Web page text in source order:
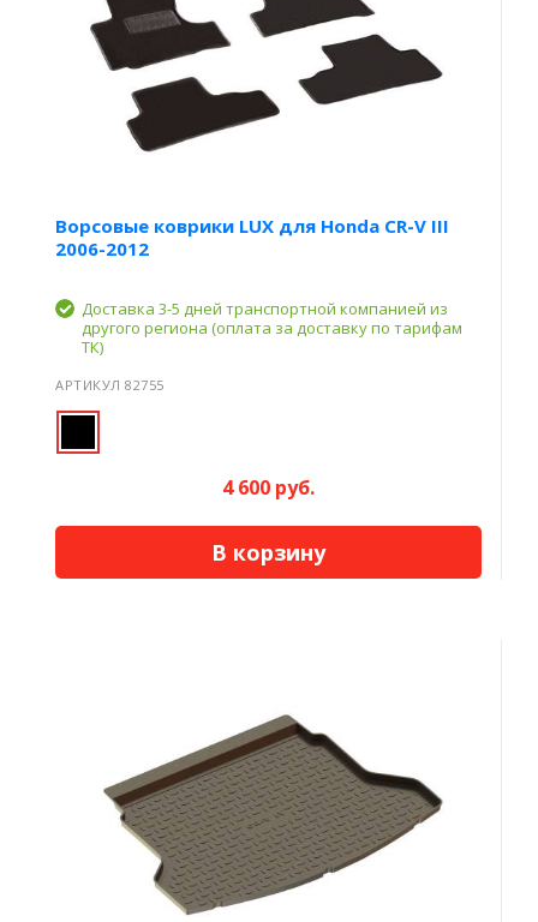
Ворсовые коврики LUX для Honda CR-V III
2006-2012
Доставка 3-5 дней транспортной компанией из
другого региона (оплата за доставку по тарифам
ТК)
АРТИКУЛ 82755
4 600 руб.
В корзину